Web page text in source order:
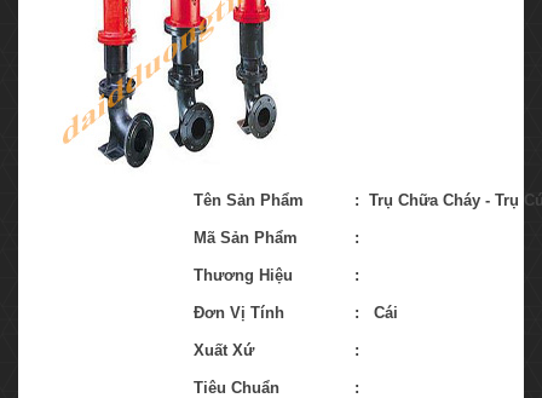
Tên Sản Phẩm : Trụ Chữa Cháy - Trụ
Mã Sản Phẩm :
Thương Hiệu :
Đơn Vị Tính : Cái
Xuất Xứ :
Tiêu Chuẩn :